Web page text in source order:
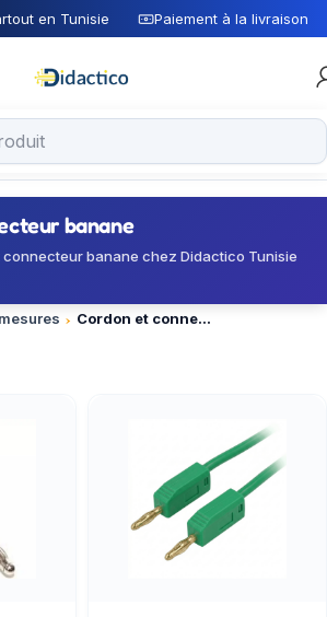
en Tunisie Paiement à la livraison
banane
banane chez Didactico Tunisie
Cordon et connecteur banane